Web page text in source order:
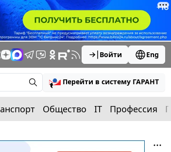
Войти Eng
Перейти в систему ГАРАНТ
Общество IT Профессия